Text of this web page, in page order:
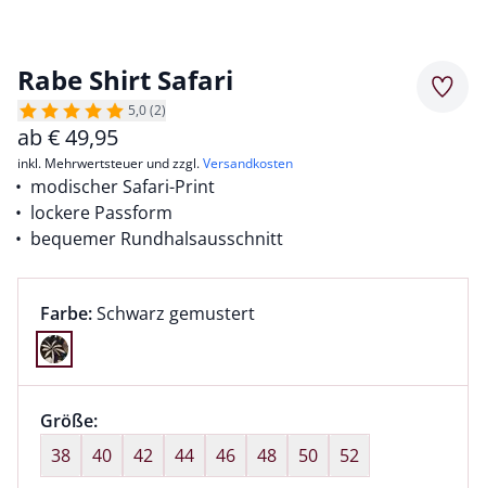
Rabe Shirt Safari
5,0 (2)
ab€49,95
inkl. Mehrwertsteuer und zzgl.Versandkosten
modischer Safari-Print
lockere Passform
bequemer Rundhalsausschnitt
Farbauswahl:
Farbe:aktuell ausgewählt:
Schwarz gemustert
Farbe Schwarz gemustert ausgewählt
Größenauswahl:
Größe:nichts ausgewählt
38
40 42 44 46 48 50 52